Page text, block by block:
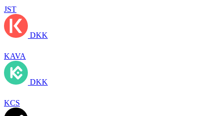
JST
DKK
KAVA
DKK
KCS